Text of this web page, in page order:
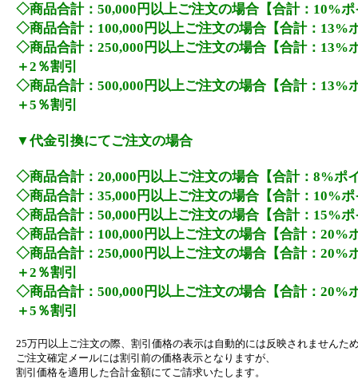
◇商品合計：50,000円以上ご注文の場合【合計：10%
◇商品合計：100,000円以上ご注文の場合【合計：13%
◇商品合計：250,000円以上ご注文の場合【合計：13%
＋2％割引
◇商品合計：500,000円以上ご注文の場合【合計：13%
＋5％割引
▼代金引換にてご注文の場合
◇商品合計：20,000円以上ご注文の場合【合計：8%ポ
◇商品合計：35,000円以上ご注文の場合【合計：10%
◇商品合計：50,000円以上ご注文の場合【合計：15%
◇商品合計：100,000円以上ご注文の場合【合計：20%
◇商品合計：250,000円以上ご注文の場合【合計：20%
＋2％割引
◇商品合計：500,000円以上ご注文の場合【合計：20%
＋5％割引
25万円以上ご注文の際、割引価格の表示は自動的には反映されませんた
ご注文確定メールには割引前の価格表示となりますが、
割引価格を適用した合計金額にてご請求いたします。